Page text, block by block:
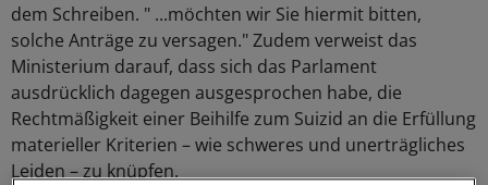
dem Schreiben. " ...möchten wir Sie hiermit bitten,
solche Anträge zu versagen." Zudem verweist das
Ministerium darauf, dass sich das Parlament
ausdrücklich dagegen ausgesprochen habe, die
Rechtmäßigkeit einer Beihilfe zum Suizid an die Erfüllung
materieller Kriterien – wie schweres und unerträgliches
Leiden – zu knüpfen.